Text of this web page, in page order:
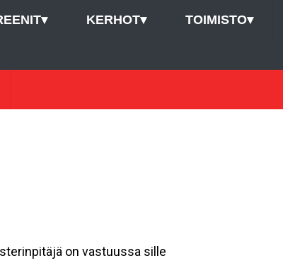
▾ KERHOT▾ TOIMISTO▾
on vastuussa sille